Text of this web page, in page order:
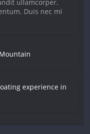
ullamcorper.
Duis nec mi
experience in